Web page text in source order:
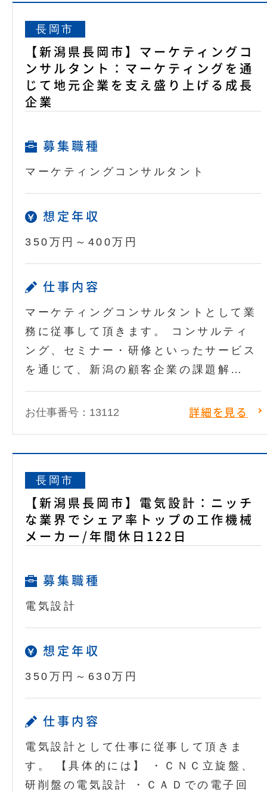
長岡市
【新潟県長岡市】マーケティングコ
ンサルタント：マーケティングを通
じて地元企業を支え盛り上げる成長
企業
募集職種
マーケティングコンサルタント
想定年収
350万円～400万円
仕事内容
マーケティングコンサルタントとして業
務に従事して頂きます。 コンサルティ
ング、セミナー・研修といったサービス
を通じて、新潟の顧客企業の課題解…
お仕事番号：13112 詳細を見る
長岡市
【新潟県長岡市】電気設計：ニッチ
な業界でシェア率トップの工作機械
メーカー/年間休日122日
募集職種
電気設計
想定年収
350万円～630万円
仕事内容
電気設計として仕事に従事して頂きま
す。 【具体的には】 ・ＣＮＣ立旋盤、
研削盤の電気設計 ・ＣＡＤでの電子回